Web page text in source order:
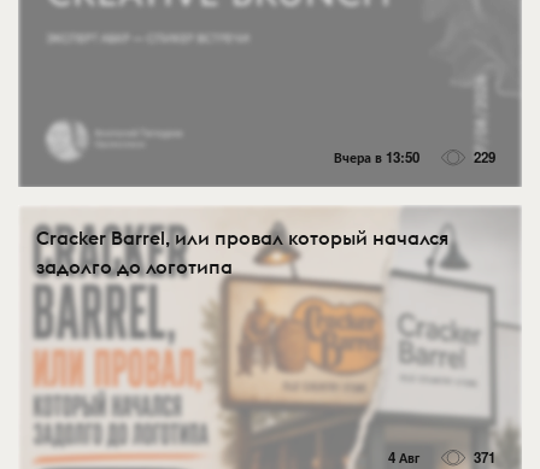
Вчера в 13:50 229
Cracker Barrel, или провал который начался
задолго до логотипа
4 Авг 371